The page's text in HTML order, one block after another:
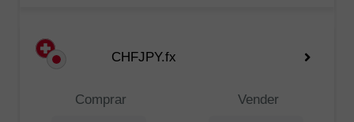
CHFJPY.fx
Comprar Vender